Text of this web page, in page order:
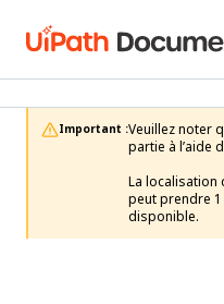
Important :Veuillez noter
partie à l’aide
La localisation
peut prendre 1
disponible.